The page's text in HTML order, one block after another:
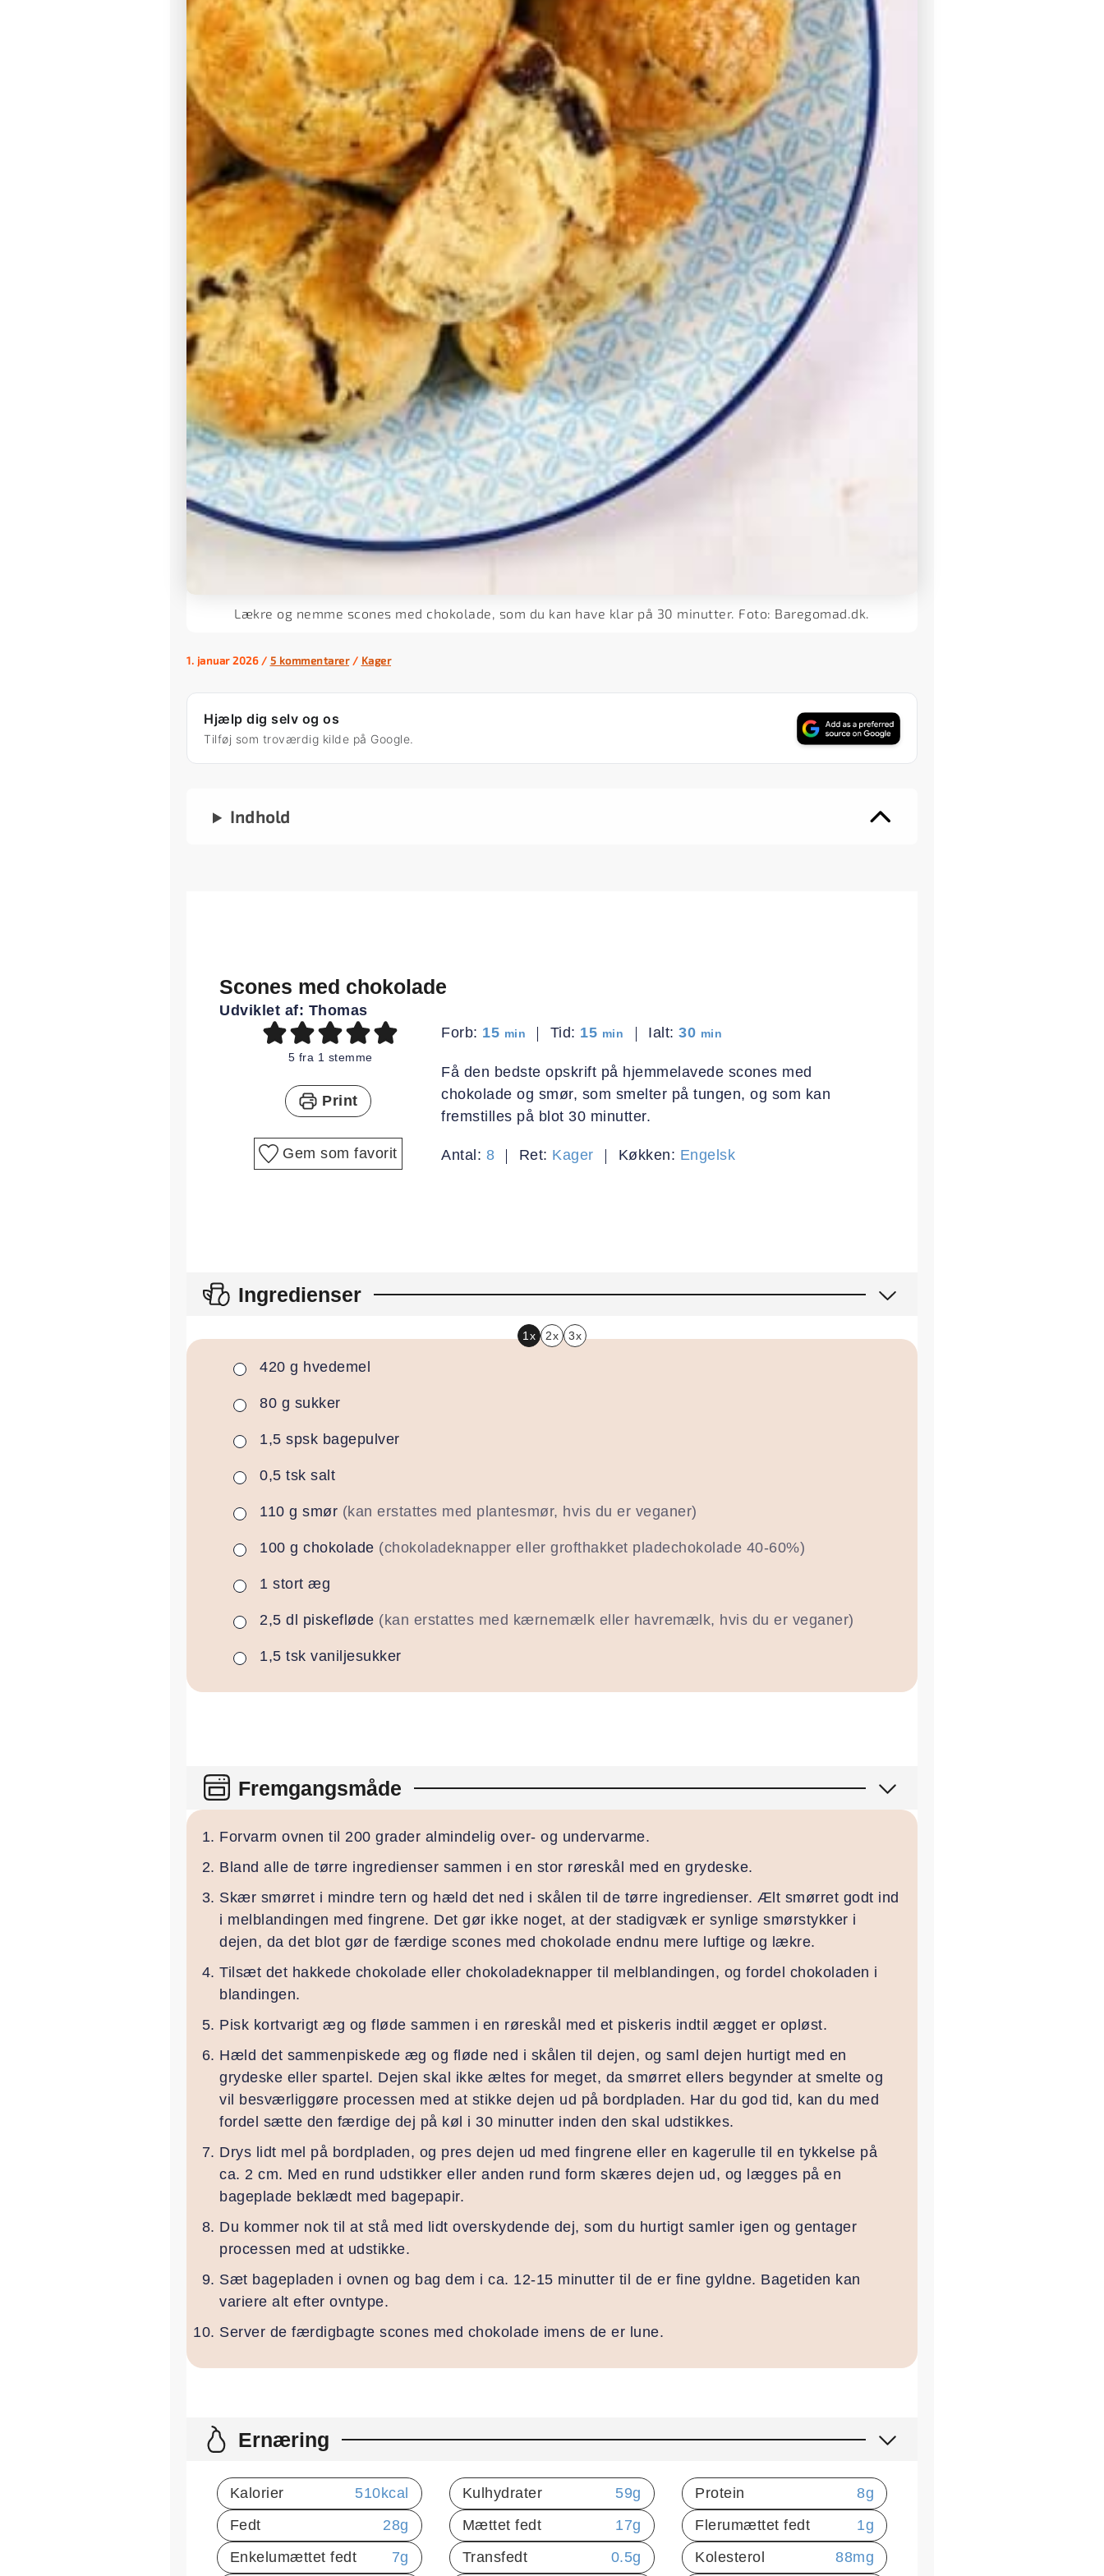
Lækre og nemme scones med chokolade, som du kan have klar på 30 minutter. Foto: Baregomad.dk.
1. januar 2026/ 5 kommentarer / Kager
Hjælp dig selv og os
Tilføj som troværdig kilde på Google.
Indhold
Scones med chokolade
Udviklet af: Thomas
5 fra 1 stemme
Print
Gem som favorit
Forb: 15minutter
min Tid: 15minutter
min Ialt:30minutter
min
Få den bedste opskrift på hjemmelavede scones med
chokolade og smør, som smelter på tungen, og som kan
fremstilles på blot 30 minutter.
Antal: 8 Ret: Kager Køkken: Engelsk
Ingredienser
1x 2x 3x
▢
420 g hvedemel
▢
80 g sukker
▢1,5 spsk bagepulver
▢
0,5 tsk salt
▢110 g smør (kan erstattes med plantesmør, hvis du er veganer)
▢100 g chokolade (chokoladeknapper eller grofthakket pladechokolade 40-60%)
▢1 stort æg
▢
2,5 dl piskefløde (kan erstattes med kærnemælk eller havremælk, hvis du er veganer)
▢1,5 tsk vaniljesukker
Fremgangsmåde
Forvarm ovnen til 200 grader almindelig over- og undervarme.
Bland alle de tørre ingredienser sammen i en stor røreskål med en grydeske.
Skær smørret i mindre tern og hæld det ned i skålen til de tørre ingredienser. Ælt smørret godt ind
i melblandingen med fingrene. Det gør ikke noget, at der stadigvæk er synlige smørstykker i
dejen, da det blot gør de færdige scones med chokolade endnu mere luftige og lækre.
Tilsæt det hakkede chokolade eller chokoladeknapper til melblandingen, og fordel chokoladen i
blandingen.
Pisk kortvarigt æg og fløde sammen i en røreskål med et piskeris indtil ægget er opløst.
Hæld det sammenpiskede æg og fløde ned i skålen til dejen, og saml dejen hurtigt med en
grydeske eller spartel. Dejen skal ikke æltes for meget, da smørret ellers begynder at smelte og
vil besværliggøre processen med at stikke dejen ud på bordpladen. Har du god tid, kan du med
fordel sætte den færdige dej på køl i 30 minutter inden den skal udstikkes.
Drys lidt mel på bordpladen, og pres dejen ud med fingrene eller en kagerulle til en tykkelse på
ca. 2 cm. Med en rund udstikker eller anden rund form skæres dejen ud, og lægges på en
bageplade beklædt med bagepapir.
Du kommer nok til at stå med lidt overskydende dej, som du hurtigt samler igen og gentager
processen med at udstikke.
Sæt bagepladen i ovnen og bag dem i ca. 12-15 minutter til de er fine gyldne. Bagetiden kan
variere alt efter ovntype.
Server de færdigbagte scones med chokolade imens de er lune.
Ernæring
Kalorier 510kcal Kulhydrater 59g Protein 8g
Fedt
28g Mættet fedt 17g Flerumættet fedt 1g
Enkelumættet fedt
7g Transfedt 0.5g Kolesterol 88mg